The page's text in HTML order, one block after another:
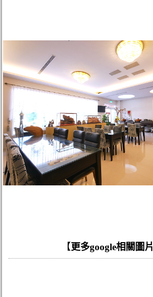
【 更多google相關圖片